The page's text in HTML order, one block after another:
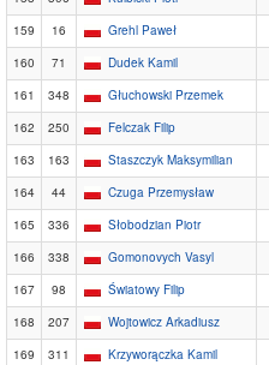
159
16 Grehl Paweł
160
71 Dudek Kamil
161
348 Głuchowski Przemek
162
250 Felczak Filip
163
163 Staszczyk Maksymilian
164
44 Czuga Przemysław
165
336 Słobodzian Piotr
166
338 Gomonovych Vasyl
167
98 Światowy Filip
168
207 Wojtowicz Arkadiusz
169
311 Krzyworączka Kamil